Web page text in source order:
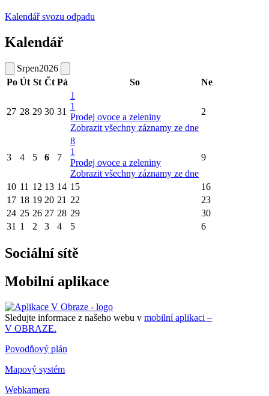
Kalendář svozu odpadu
Kalendář
Srpen2026
Po Út St Čt Pá So Ne
27 28 29 30 31
1
1
Prodej ovoce a zeleniny
Zobrazit všechny záznamy ze dne
2
3 4 5 6 7
8
1
Prodej ovoce a zeleniny
Zobrazit všechny záznamy ze dne
9
10 11 12 13 14 15
16
17 18 19 20 21 22
23
24 25 26 27 28 29
30
31 1 2 3 4 5 6
Sociální sítě
Mobilní aplikace
Sledujte informace z našeho webu v mobilní aplikaci –
V OBRAZE.
Povodňový plán
Mapový systém
Webkamera